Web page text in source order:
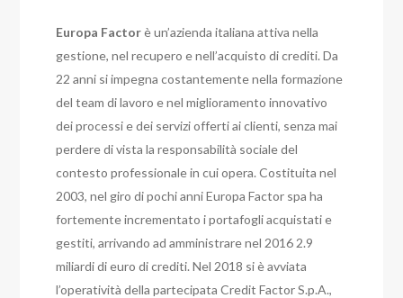
Europa Factorè un’azienda italiana attiva nella
gestione, nel recupero e nell’acquisto di crediti. Da
22 anni si impegna costantemente nella formazione
del team di lavoro e nel miglioramento innovativo
dei processi e dei servizi offerti ai clienti, senza mai
perdere di vista la responsabilità sociale del
contesto professionale in cui opera. Costituita nel
2003, nel giro di pochi anni Europa Factor spa ha
fortemente incrementato i portafogli acquistati e
gestiti, arrivando ad amministrare nel 2016 2.9
miliardi di euro di crediti. Nel 2018 si è avviata
l’operatività della partecipata Credit Factor S.p.A.,